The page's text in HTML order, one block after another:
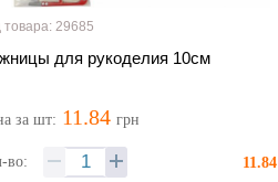
товара: 29685
для рукоделия 10см
за шт: 11.84 грн
во: 11.84